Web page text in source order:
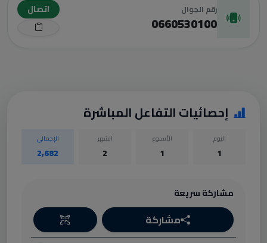
رقم الجوال
0660530100
اتصال
إحصائيات التفاعل المباشرة
اليوم
1
الأسبوع
1
الشهر
2
الإجمالي
2,682
مشاركة سريعة
مشاركة